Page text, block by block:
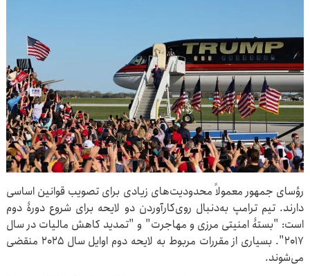
رؤسای جمهور معمولاً محدودیت‌های زیادی برای تصویب قوانین اساسی
دارند. تیم ترامپ به‌دنبال روی‌کارآوردن دو لایحه برای شروع دورۀ دوم
است: "بستۀ امنیتی مرزی و مهاجرت" و "تمدید کاهش مالیات در سال
۲۰۱۷". بسیاری از مقررات مربوط به لایحه دوم اوایل سال ۲۰۲۵ منقضی
می‌شوند.